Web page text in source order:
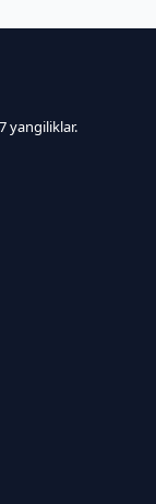
yangiliklar.